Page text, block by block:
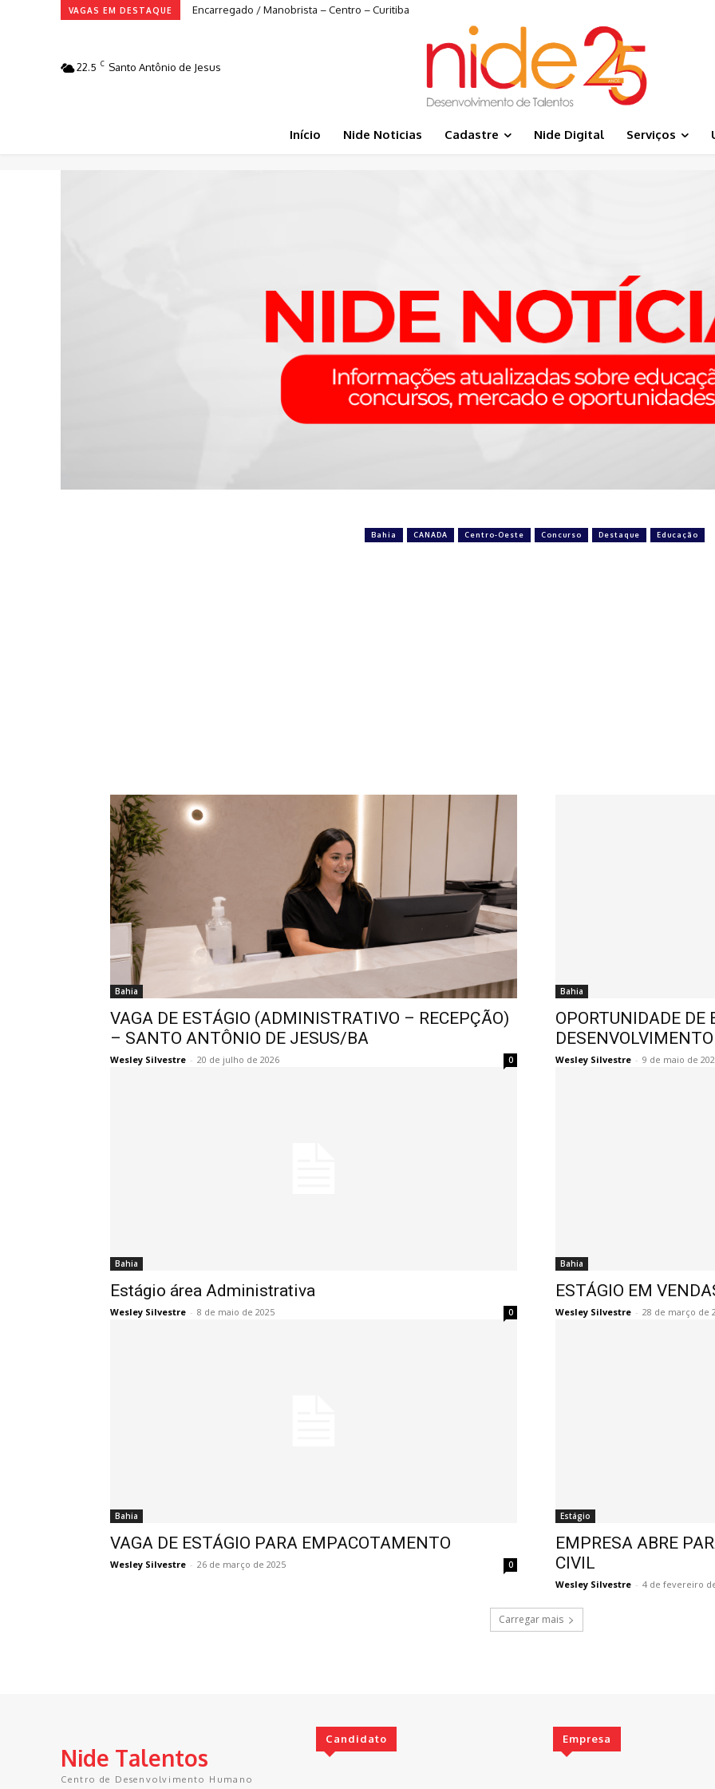
VAGAS EM DESTAQUE Encarregado / Manobrista – Centro – Curitiba
22.5 C Santo Antônio de Jesus
Início Nide Noticias Cadastre Nide Digital Serviços
Bahia CANADA Centro-Oeste Concurso Destaque Educação
Bahia
VAGA DE ESTÁGIO (ADMINISTRATIVO – RECEPÇÃO)
– SANTO ANTÔNIO DE JESUS/BA
Wesley Silvestre - 20 de julho de 2026 0
Bahia
OPORTUNIDADE
Wesley Silvestre - 9 de maio de
Bahia
Estágio área Administrativa
Wesley Silvestre - 8 de maio de 2025 0
Bahia
ESTÁGIO EM
Wesley Silvestre - 28 de março de
Bahia
VAGA DE ESTÁGIO PARA EMPACOTAMENTO
Wesley Silvestre - 26 de março de 2025 0
Estágio
EMPRESA ABRE
CIVIL
Wesley Silvestre - 4 de fevereiro
Carregar mais
Nide Talentos
Centro de Desenvolvimento Humano
Candidato Empresa